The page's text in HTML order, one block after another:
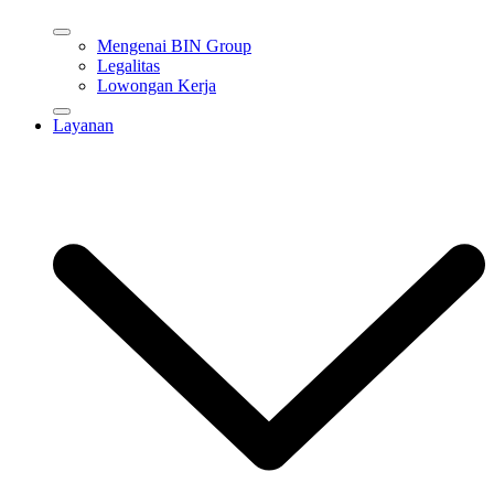
Mengenai BIN Group
Legalitas
Lowongan Kerja
Layanan